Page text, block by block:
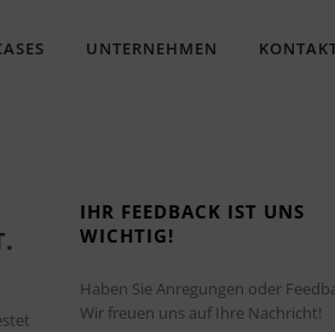
UNTERNEHMEN
IHR FEEDBACK IST UNS
WICHTIG!
Haben Sie Anregungen oder
Wir freuen uns auf Ihre Nachricht!